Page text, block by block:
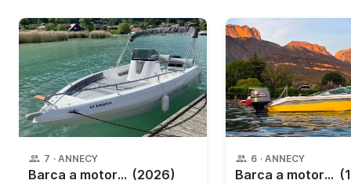
7 · ANNECY
Barca a motore Aquabat Sport Line 19 115CV (2026)
6 · ANNECY
Barca a motore Searay 160 100CV